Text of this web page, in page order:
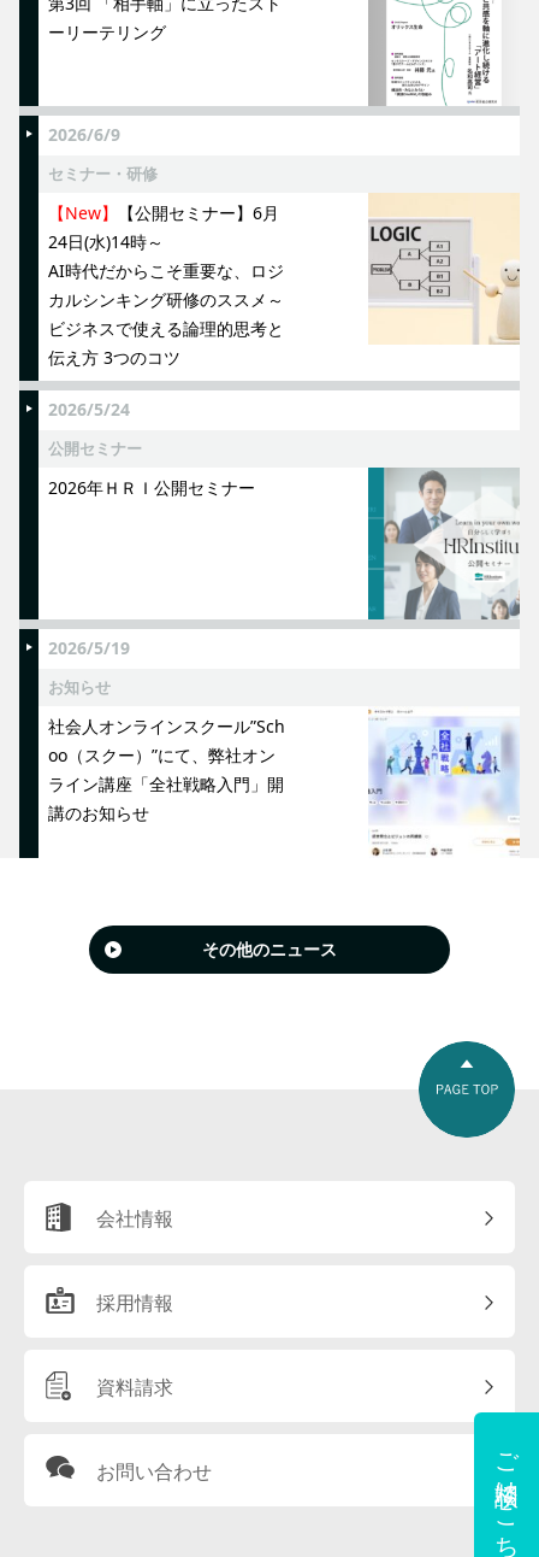
ーリーテリング
2026/6/9
セミナー・研修
【New】
【公開セミナー】6月
24日(水)14時～
AI時代だからこそ重要な、ロジ
カルシンキング研修のススメ～
ビジネスで使える論理的思考と
伝え方 3つのコツ
2026/5/24
公開セミナー
2026年ＨＲＩ公開セミナー
2026/5/19
お知らせ
社会人オンラインスクール”Sch
oo（スクー）”にて、弊社オン
ライン講座「全社戦略入門」開
講のお知らせ
その他のニュース
会社情報
採用情報
資料請求
お問い合わせ ご相談はこちら